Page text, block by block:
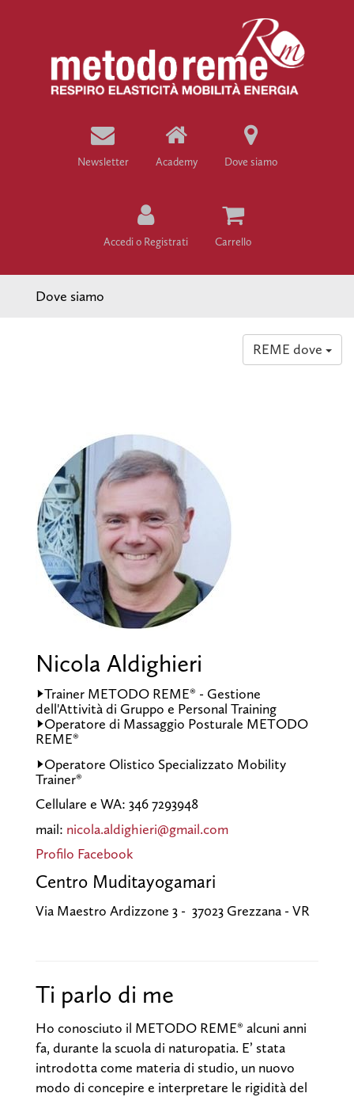
Newsletter Academy Dove siamo
Accedi o Registrati Carrello
Dove siamo
REME dove
Nicola Aldighieri
->Trainer METODO REME® - Gestione
dell'Attività di Gruppo e Personal Training
->Operatore di Massaggio Posturale METODO
REME®
->Operatore Olistico Specializzato Mobility
Trainer®
Cellulare e WA: 346 7293948
mail: nicola.aldighieri@gmail.com
Profilo Facebook
Centro Muditayogamari
Via Maestro Ardizzone 3 - 37023 Grezzana - VR
Ti parlo di me
Ho conosciuto il METODO REME® alcuni anni
fa, durante la scuola di naturopatia. E’ stata
introdotta come materia di studio, un nuovo
modo di concepire e interpretare le rigidità del